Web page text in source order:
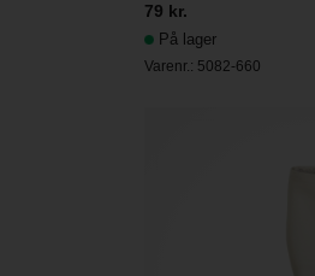
79 kr.
På lager
Varenr.: 5082-660